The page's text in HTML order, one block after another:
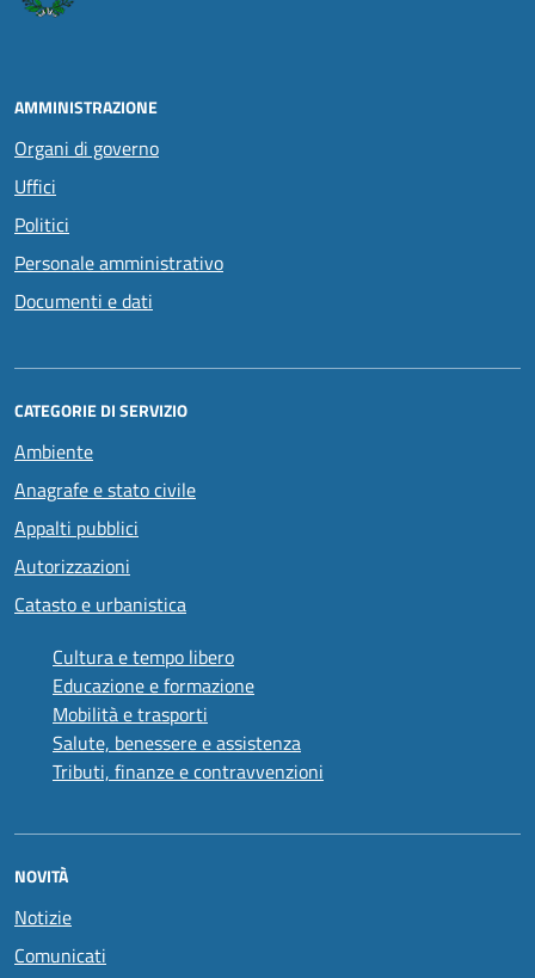
AMMINISTRAZIONE
Organi di governo
Uffici
Politici
Personale amministrativo
Documenti e dati
CATEGORIE DI SERVIZIO
Ambiente
Anagrafe e stato civile
Appalti pubblici
Autorizzazioni
Catasto e urbanistica
Cultura e tempo libero
Educazione e formazione
Mobilità e trasporti
Salute, benessere e assistenza
Tributi, finanze e contravvenzioni
NOVITÀ
Notizie
Comunicati